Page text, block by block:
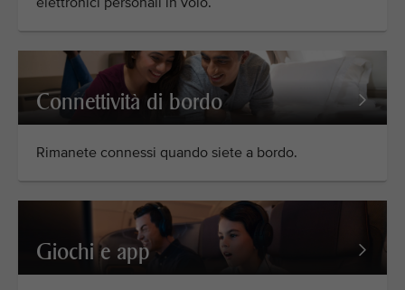
Connettività di bordo
Rimanete connessi quando siete a bordo.
Giochi e app